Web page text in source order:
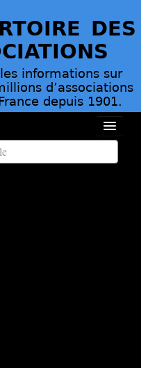
des
informations sur
d’associations
depuis 1901.